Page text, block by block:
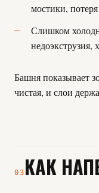
мостики,
Слишком
недоэкструзия,
Башня показывает
чистая, и слои
03 КАК